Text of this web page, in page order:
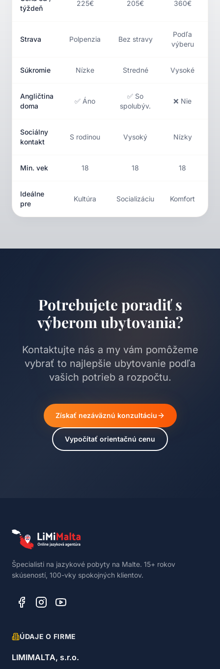
týždeň
225€ 205€ 360€
Strava Polpenzia Bez stravy
Podľa
výberu
Súkromie Nízke Stredné Vysoké
Angličtina
doma
✅ Áno
✅ So
spolubýv.
❌ Nie
Sociálny
kontakt
S rodinou Vysoký Nízky
Min. vek 18 18 18
Ideálne
pre
Kultúra Socializáciu Komfort
Potrebujete poradiť s
výberom ubytovania?
Kontaktujte nás a my vám pomôžeme
vybrať to najlepšie ubytovanie podľa
vašich potrieb a rozpočtu.
Získať nezáväznú konzultáciu
Vypočítať orientačnú cenu
Špecialisti na jazykové pobyty na Malte. 15+ rokov
skúseností, 100-vky spokojných klientov.
ÚDAJE O FIRME
LIMIMALTA, s.r.o.